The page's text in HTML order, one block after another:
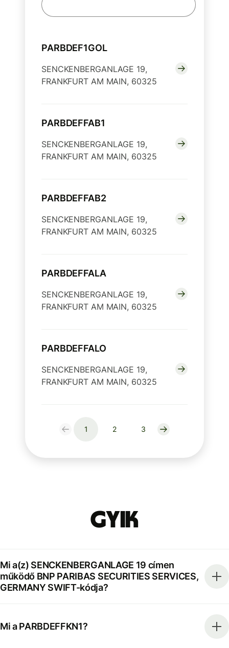
PARBDEF1GOL
SENCKENBERGANLAGE 19,
FRANKFURT AM MAIN, 60325
PARBDEFFAB1
SENCKENBERGANLAGE 19,
FRANKFURT AM MAIN, 60325
PARBDEFFAB2
SENCKENBERGANLAGE 19,
FRANKFURT AM MAIN, 60325
PARBDEFFALA
SENCKENBERGANLAGE 19,
FRANKFURT AM MAIN, 60325
PARBDEFFALO
SENCKENBERGANLAGE 19,
FRANKFURT AM MAIN, 60325
1 2 3
GYIK
Mi a(z) SENCKENBERGANLAGE 19 címen
működő BNP PARIBAS SECURITIES SERVICES,
GERMANY SWIFT-kódja?
Mi a PARBDEFFKN1?